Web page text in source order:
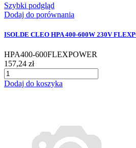
Szybki podgląd
Dodaj do porównania
ISOLDE CLEO HPA 400-600W 230V
HPA400-600FLEXPOWER
157,24 zł
Dodaj do koszyka